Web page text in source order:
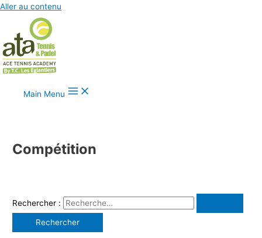
Aller au contenu
Main Menu
Compétition
Rechercher :